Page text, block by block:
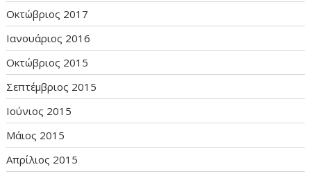
Οκτώβριος 2017
Ιανουάριος 2016
Οκτώβριος 2015
Σεπτέμβριος 2015
Ιούνιος 2015
Μάιος 2015
Απρίλιος 2015